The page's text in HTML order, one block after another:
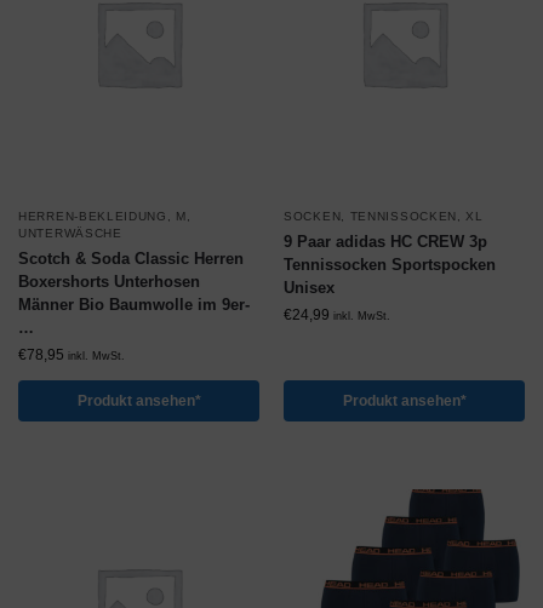
HERREN-BEKLEIDUNG M
UNTERWÄSCHE
Scotch & Soda Classic Herren
Boxershorts Unterhosen
Männer Bio Baumwolle im 9er-
…
€78,95 inkl. MwSt.
Produkt ansehen*
SOCKEN TENNISSOCKEN XL
9 Paar adidas HC CREW 3p
Tennissocken Sportspocken
Unisex
€24,99 inkl. MwSt.
Produkt ansehen*